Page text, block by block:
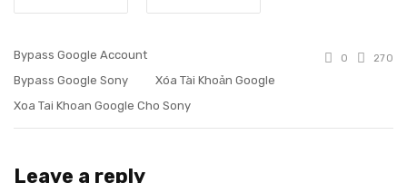
Bypass Google Account
Bypass Google Sony
Xóa Tài Khoản Google
Xoa Tai Khoan Google Cho Sony
0 270
Leave a reply